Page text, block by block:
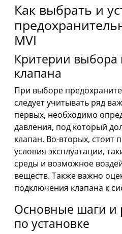
Как выбрать и
MVI
Критерии выбора
клапана
При выборе
следует учитывать ряд
первых, необходимо
давления, под который
клапан. Во-вторых, стоит
условия эксплуатации,
среды и возможное
веществ. Также важно
подключения клапана к
Основные шаги и
по установке